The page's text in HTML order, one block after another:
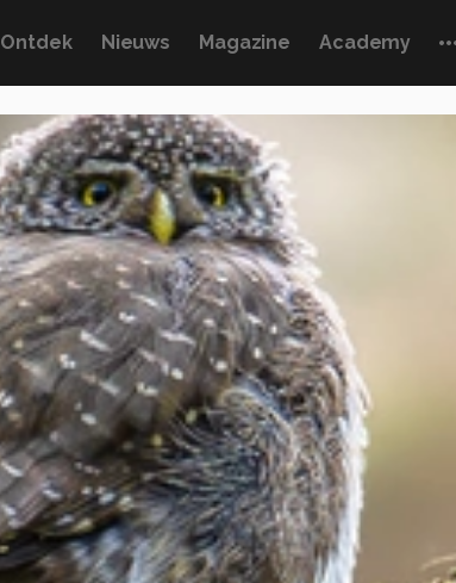
Ontdek Nieuws Magazine Academy